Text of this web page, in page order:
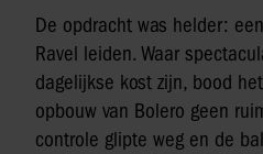
De opdracht was helder:
Ravel leiden. Waar
dagelijkse kost zijn, bood
opbouw van Bolero geen
controle glipte weg en de